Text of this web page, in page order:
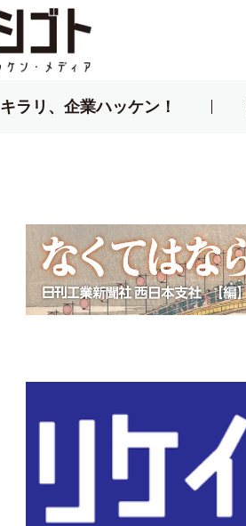
キラリ、企業ハッケン！